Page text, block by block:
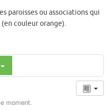
paroisses ou associations qui
couleur orange).
moment.